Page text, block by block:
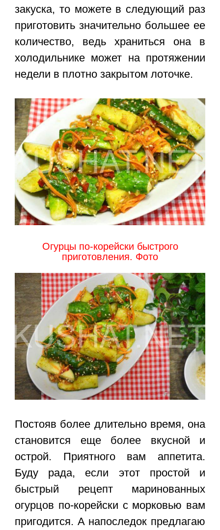
закуска, то можете в следующий раз
приготовить значительно большее ее
количество, ведь храниться она в
холодильнике может на протяжении
недели в плотно закрытом лоточке.
Огурцы по-корейски быстрого
приготовления. Фото
Постояв более длительно время, она
становится еще более вкусной и
острой. Приятного вам аппетита.
Буду рада, если этот простой и
быстрый рецепт маринованных
огурцов по-корейски с морковью вам
пригодится. А напоследок предлагаю